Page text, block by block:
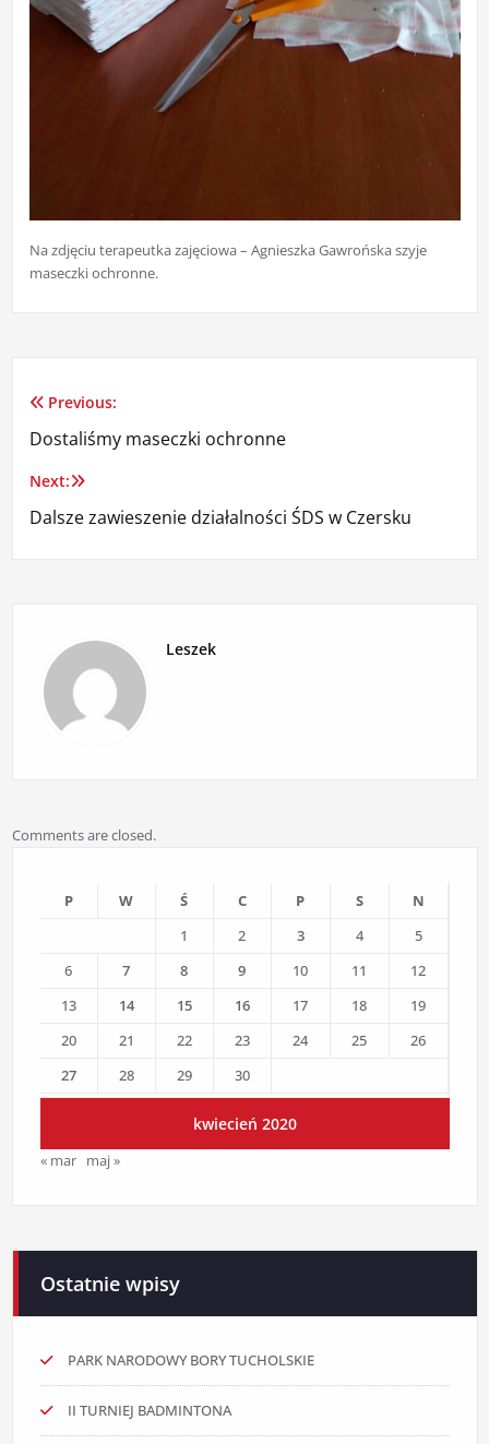
Na zdjęciu terapeutka zajęciowa – Agnieszka Gawrońska szyje
maseczki ochronne.
Nawigacja
wpisu
Previous:
Dostaliśmy maseczki ochronne
Next:
Dalsze zawieszenie działalności ŚDS w Czersku
Leszek
Comments are closed.
kwiecień 2020
P W Ś C P S
N
1
2 3 4
5
6
7 8 9 10 11
12
13
14 15 16 17 18
19
20
21 22 23 24 25
26
27
28 29 30
« mar maj »
Ostatnie wpisy
PARK NARODOWY BORY TUCHOLSKIE
II TURNIEJ BADMINTONA